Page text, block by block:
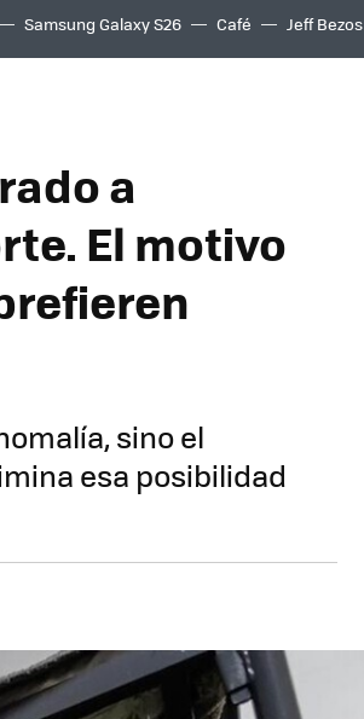
Samsung Galaxy S26 Café Jeff Bezos
a
El motivo
sino el
esa posibilidad